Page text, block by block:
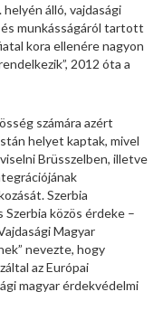
álló, vajdasági
munkásságáról tartott
kora ellenére nagyon
2012 óta a
számára azért
helyet kaptak, mivel
Brüsszelben, illetve
Szerbia
Szerbia közös érdeke –
Magyar
nevezte, hogy
az Európai
magyar érdekvédelmi